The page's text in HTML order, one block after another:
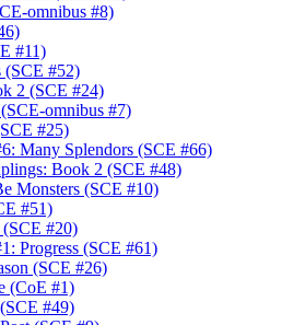
omnibus #8)
#11)
(SCE #52)
2 (SCE #24)
omnibus #7)
#25)
Many Splendors (SCE #66)
Book 2 (SCE #48)
Monsters (SCE #10)
#51)
#20)
Progress (SCE #61)
(SCE #26)
(CoE #1)
#49)